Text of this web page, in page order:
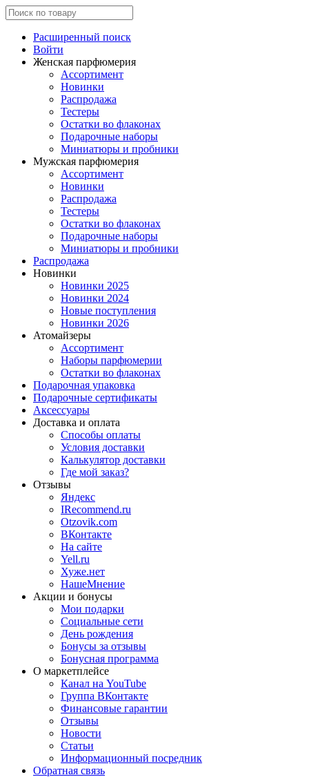
Расширенный поиск
Войти
Женская парфюмерия
Ассортимент
Новинки
Распродажа
Тестеры
Остатки во флаконах
Подарочные наборы
Миниатюры и пробники
Мужская парфюмерия
Ассортимент
Новинки
Распродажа
Тестеры
Остатки во флаконах
Подарочные наборы
Миниатюры и пробники
Распродажа
Новинки
Новинки 2025
Новинки 2024
Новые поступления
Новинки 2026
Атомайзеры
Ассортимент
Наборы парфюмерии
Остатки во флаконах
Подарочная упаковка
Подарочные сертификаты
Аксессуары
Доставка и оплата
Способы оплаты
Условия доставки
Калькулятор доставки
Где мой заказ?
Отзывы
Яндекс
IRecommend.ru
Otzovik.com
ВКонтакте
На сайте
Yell.ru
Хуже.нет
НашеМнение
Акции и бонусы
Мои подарки
Социальные сети
День рождения
Бонусы за отзывы
Бонусная программа
О маркетплейсе
Канал на YouTube
Группа ВКонтакте
Финансовые гарантии
Отзывы
Новости
Статьи
Информационный посредник
Обратная связь